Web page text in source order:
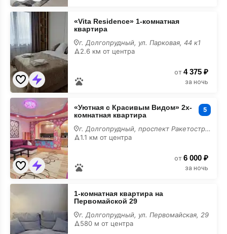
«Vita
Residence»
1-
комнатная
квартира
«Vita Residence» 1-комнатная
квартира
г. Долгопрудный, ул. Парковая, 44 к1
2.6 км от центра
от 4 375 ₽
за ночь
«Уютная
с
Красивым
Видом»
2х-
комнатная
квартира
«Уютная с Красивым Видом» 2х-
комнатная квартира
5
г. Долгопрудный, проспект Ракетостроителей, 1 к1
1.1 км от центра
от 6 000 ₽
за ночь
1-
комнатная
на
Первомайской
1-комнатная квартира на
Первомайской 29
г. Долгопрудный, ул. Первомайская, 29
580 м от центра